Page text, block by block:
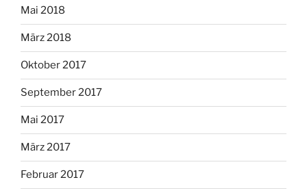
Mai 2018
März 2018
Oktober 2017
September 2017
Mai 2017
März 2017
Februar 2017